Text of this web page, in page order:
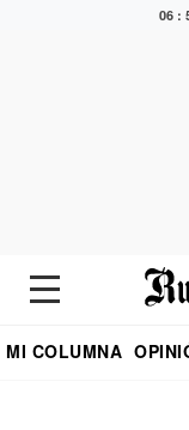
06 :
MI COLUMNA